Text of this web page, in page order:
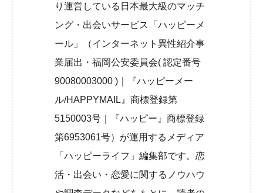
り運営している日本最大級のマッチ
ング・出会いサービス「ハッピーメ
ール」（インターネット異性紹介事
業届出・福岡公安委員会( 認定番号
90080003000 )｜『ハッピーメー
ル/HAPPYMAIL』商標登録第
5150003号｜『ハッピー』商標登録
第6953061号）が運用するメディア
「ハッピーライフ」編集部です。恋
活・出会い・恋愛に関するノウハウ